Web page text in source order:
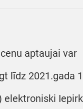
aptaujai var
līdz 2021.gada
elektroniski